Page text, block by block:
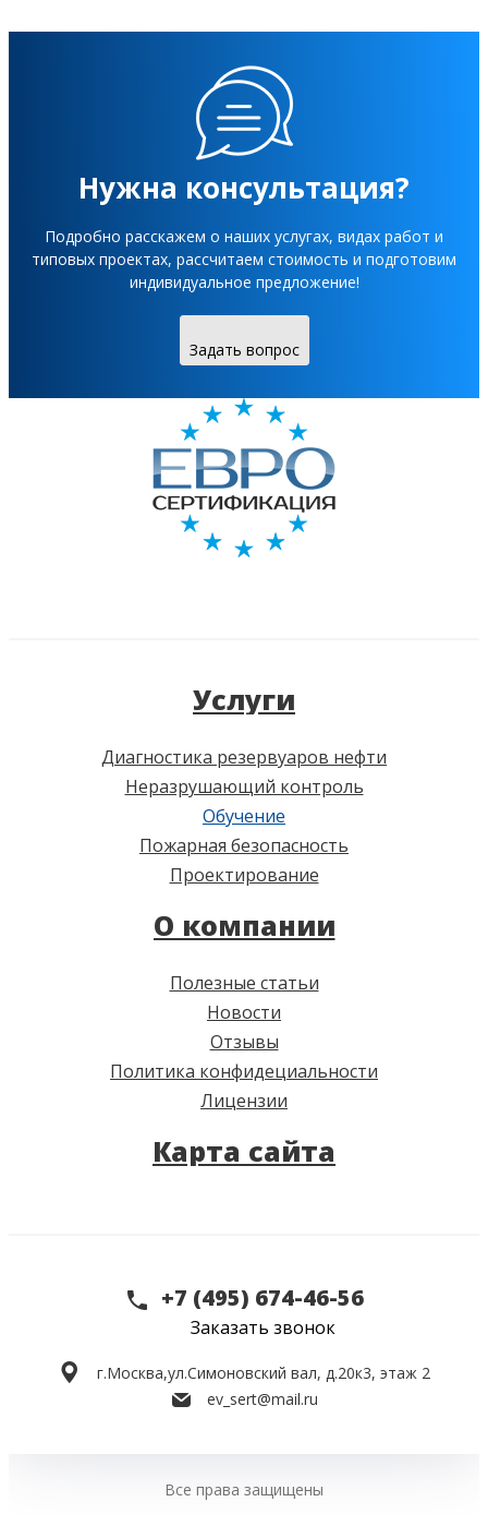
Нужна консультация?
Подробно расскажем о наших услугах, видах работ и
типовых проектах, рассчитаем стоимость и подготовим
индивидуальное предложение!
Задать вопрос
Услуги
Диагностика резервуаров нефти
Неразрушающий контроль
Обучение
Пожарная безопасность
Проектирование
О компании
Полезные статьи
Новости
Отзывы
Политика конфидециальности
Лицензии
Карта сайта
+7 (495) 674-46-56
Заказать звонок
г.Москва,ул.Симоновский вал, д.20к3, этаж 2
ev_sert@mail.ru
Все права защищены